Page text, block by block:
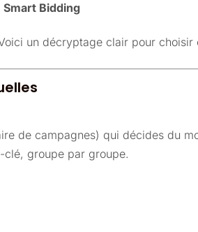
Smart Bidding
un décryptage clair pour choisir
de campagnes) qui décides du
groupe par groupe.